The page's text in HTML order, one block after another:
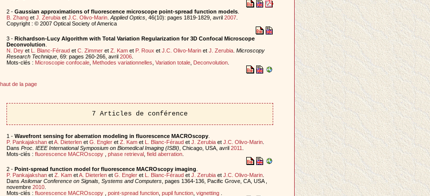
2 - Gaussian approximations of fluorescence microscope point-spread function models.
B. Zhanget J. Zerubiaet J.C. Olivo-Marin. Applied Optics, 46(10): pages 1819-1829, avril 2007.
Copyright : © 2007 Optical Society of America
3 - Richardson-Lucy Algorithm with Total Variation Regularization for 3D Confocal Microscope
Deconvolution
N. Deyet L. Blanc-Féraudet C. Zimmeret Z. Kamet P. Roux et J.C. Olivo-Marinet J. Zerubia. Microscopy
Research Technique, 69: pages 260-266, avril 2006.
Mots-clés : Microscopie confocale, Methodes variationnelles Variation totale, Deconvolution.
haut de la page
7 Articles de conférence
1 - Wavefront sensing for aberration modeling in fluorescence MACROscopy.
P. PankajakshanetA. Dieterlenet G. Engleret Z. Kamet L. Blanc-Féraudet J. Zerubiaet J.C. Olivo-Marin.
Dans Proc. IEEE International Symposium on Biomedical Imaging (ISBI) , Chicago, USA, avril 2011
Mots-clés : fluorescence MACROscopy phase retrieval, field aberration.
2 - Point-spread function model for fluorescence MACROscopy imaging
P. Pankajakshanet Z. KametA. Dieterlenet G. Engleret L. Blanc-Féraudet J. Zerubiaet J.C. Olivo-Marin.
Dans Asilomar Conference on Signals, Systems and Computers, pages 1364-136, Pacific Grove, CA, USA ,
novembre 2010.
Mots-clés : fluorescence MACROscopy point-spread function, pupil function, vignetting